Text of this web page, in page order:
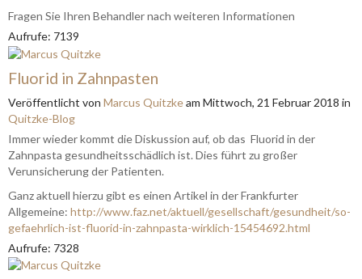
Fragen Sie Ihren Behandler nach weiteren Informationen
Aufrufe: 7139
Fluorid in Zahnpasten
Veröffentlicht von Marcus Quitzkeam Mittwoch, 21 Februar 2018 in
Quitzke-Blog
Immer wieder kommt die Diskussion auf, ob das Fluorid in der
Zahnpasta gesundheitsschädlich ist. Dies führt zu großer
Verunsicherung der Patienten.
Ganz aktuell hierzu gibt es einen Artikel in der Frankfurter
Allgemeine: http://www.faz.net/aktuell/gesellschaft/gesundheit/so-
gefaehrlich-ist-fluorid-in-zahnpasta-wirklich-15454692.html
Aufrufe: 7328